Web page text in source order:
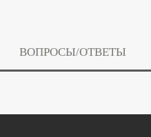
ВОПРОСЫ/ОТВЕТЫ